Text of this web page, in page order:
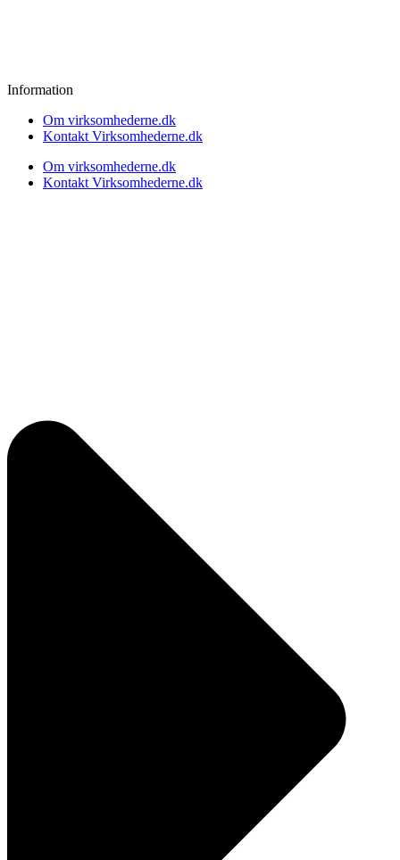
Information
Om virksomhederne.dk
Kontakt Virksomhederne.dk
Om virksomhederne.dk
Kontakt Virksomhederne.dk